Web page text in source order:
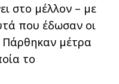
στο μέλλον – με
που έδωσαν οι
Πάρθηκαν μέτρα
το